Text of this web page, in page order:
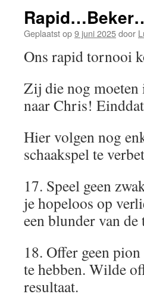
Geplaatst op9 juni 2025door
Ons rapid tornooi
Zij die nog
naar Chris!
Hier volgen nog
schaakspel te
17. Speel geen
je hopeloos op
een blunder van
18. Offer geen
te hebben. Wilde
resultaat.